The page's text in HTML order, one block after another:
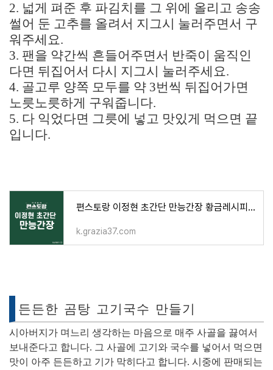
2. 넓게 펴준 후 파김치를 그 위에 올리고 송송
썰어 둔 고추를 올려서 지그시 눌러주면서 구
워주세요.
3. 팬을 약간씩 흔들어주면서 반죽이 움직인
다면 뒤집어서 다시 지그시 눌러주세요.
4. 골고루 양쪽 모두를 약 3번씩 뒤집어가면
노릇노릇하게 구워줍니다.
5. 다 익었다면 그릇에 넣고 맛있게 먹으면 끝
입니다.
편스토랑 이정현 초간단 만능간장 황금레시피 매운만능간장 맛간장 활용요리
k.grazia37.com
든든한 곰탕 고기국수 만들기
시아버지가 며느리 생각하는 마음으로 매주 사골을 끓여서
보내준다고 합니다. 그 사골에 고기와 국수를 넣어서 먹으면
맛이 아주 든든하고 기가 막히다고 합니다. 시중에 판매되는